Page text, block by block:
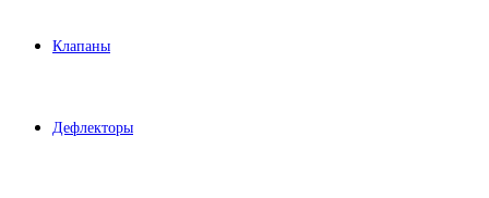
Клапаны
Дефлекторы